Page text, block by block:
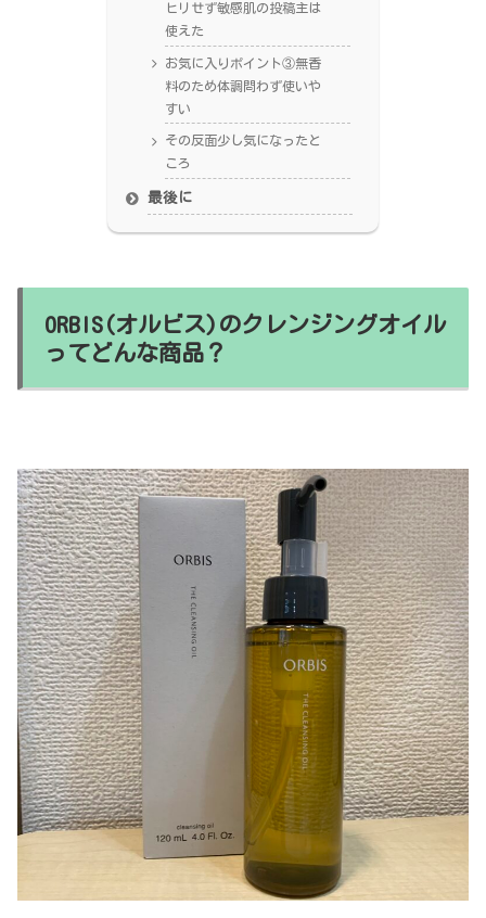
ヒリせず敏感肌の投稿主は
使えた
お気に入りポイント③無香
料のため体調問わず使いや
すい
その反面少し気になったと
ころ
最後に
ORBIS(オルビス)のクレンジングオイル
ってどんな商品？